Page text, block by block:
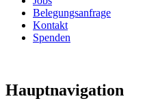
Belegungsanfrage
Kontakt
Spenden
Hauptnavigation